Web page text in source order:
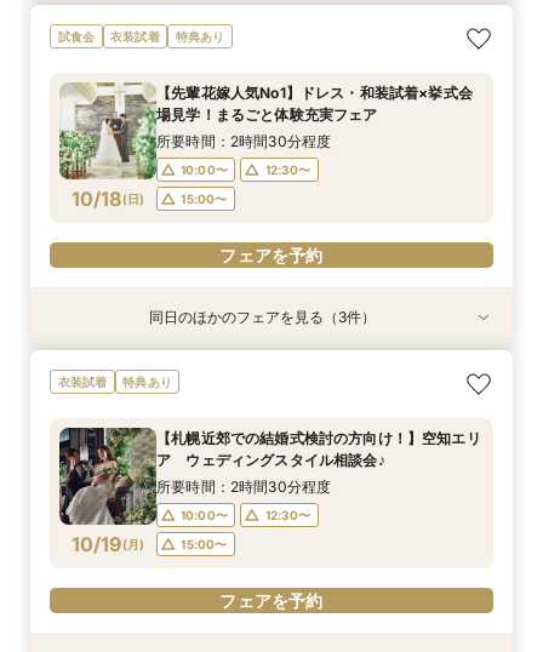
10/17(土)
【選べる挙式スタイル相談】挙式のみ、フォトウ
エディングなどまだ何も決まっていない方向け初
所要時間：2時間30分程度
15:00〜
フェアを予約
10/17(土)
【初めてでも安心！】ご両家顔合わせ・結納相談
会♪
10:00〜
12:30〜
15:00〜
フェアを予約
10/17(土)
【地元婚応援！☆マイナビ特典付き☆】アット
ホームウェディング相談会♪
10:00〜
12:30〜
15:00〜
フェアを予約
試食会 衣装試着 特典あり
10/18(日)
【先輩花嫁人気No1】ドレス・和装試着×挙式会
場見学！まるごと体験充実フェア
所要時間：2時間30分程度
10:00〜
12:30〜
15:00〜
フェアを予約
衣装試着 特典あり
10/18(日)
【選べる挙式スタイル相談】挙式のみ、フォトウ
エディングなどまだ何も決まっていない方向け初
所要時間：2時間30分程度
15:00〜
フェアを予約
10/18(日)
【初めてでも安心！】ご両家顔合わせ・結納相談
会♪
10:00〜
12:30〜
15:00〜
フェアを予約
衣装試着 特典あり
10/18(日)
【地元婚応援！☆マイナビ特典付き☆】アット
ホームウェディング相談会♪
10:00〜
12:30〜
15:00〜
フェアを予約
同日のほかのフェアを見る（3件）
衣装試着 特典あり
10/19(月)
【札幌近郊での結婚式検討の方向け！】空知エリ
ア ウェディングスタイル相談会♪
所要時間：2時間30分程度
10:00〜
12:30〜
15:00〜
フェアを予約